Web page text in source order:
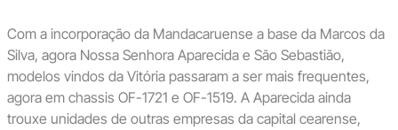
Com a incorporação da Mandacaruense a base da Marcos da
Silva, agora Nossa Senhora Aparecida e São Sebastião,
modelos vindos da Vitória passaram a ser mais frequentes,
agora em chassis OF-1721 e OF-1519. A Aparecida ainda
trouxe unidades de outras empresas da capital cearense,